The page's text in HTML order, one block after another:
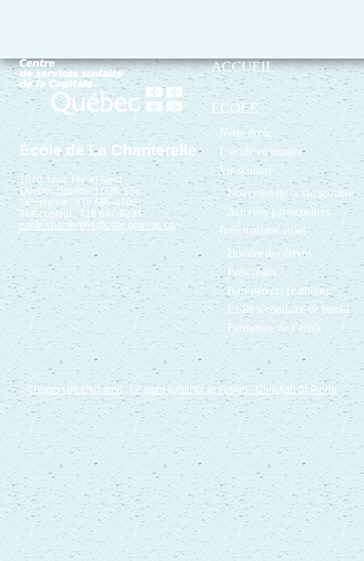
École de La Chanterelle
1070, boul. Pie XI Nord
Québec (Québec) G3K 2S6
Téléphone : 418 686-4705
Télécopieur : 418 847-8234
ecole.chanterelle@cssc.gouv.qc.ca
ACCUEIL
ÉCOLE
Notre école
L’école en images
Vie scolaire
Nouvelles de la vie scolaire
Activités parascolaires
Informations utiles
Horaire des élèves
Préscolaire
Info-parents (Éditout)
École secondaire de bassin
Fermeture de l’école
Création de sites web : Le saint publicité et design - Christian St-Pierre